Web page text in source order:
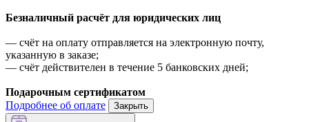
Безналичный расчёт для юридических лиц
— счёт на оплату отправляется на электронную почту,
указанную в заказе;
— счёт действителен в течение 5 банковских дней;
Подарочным сертификатом
Подробнее об оплате
Закрыть